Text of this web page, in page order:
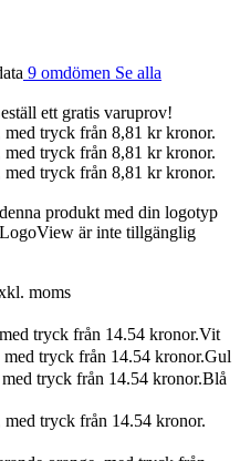
9 omdömen Se alla
ett gratis varuprov!
produkt med din logotyp
LogoView är inte tillgänglig
moms
Vit
Gul
Blå